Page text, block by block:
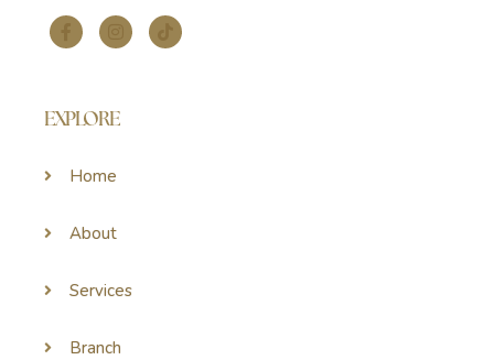
EXPLORE
Home
About
Services
Branch